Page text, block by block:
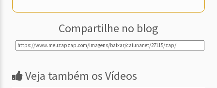
Compartilhe no blog
Veja também os Vídeos